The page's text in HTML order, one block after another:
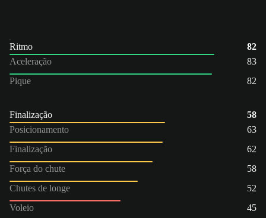
Ritmo
82
Aceleração
83
Pique
82
Finalização
58
Posicionamento
63
Finalização
62
Força do chute
58
Chutes de longe
52
Voleio
45